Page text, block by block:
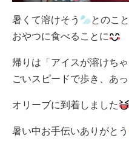
暑くて溶けそう
とのこ
おやつに食べることに
帰りは「アイスが溶けち
ごいスピードで歩き、あ
オリーブに到着しました
暑い中お手伝いありがとう